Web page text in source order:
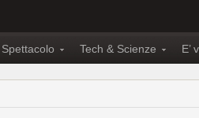
Spettacolo Tech & Scienze E’